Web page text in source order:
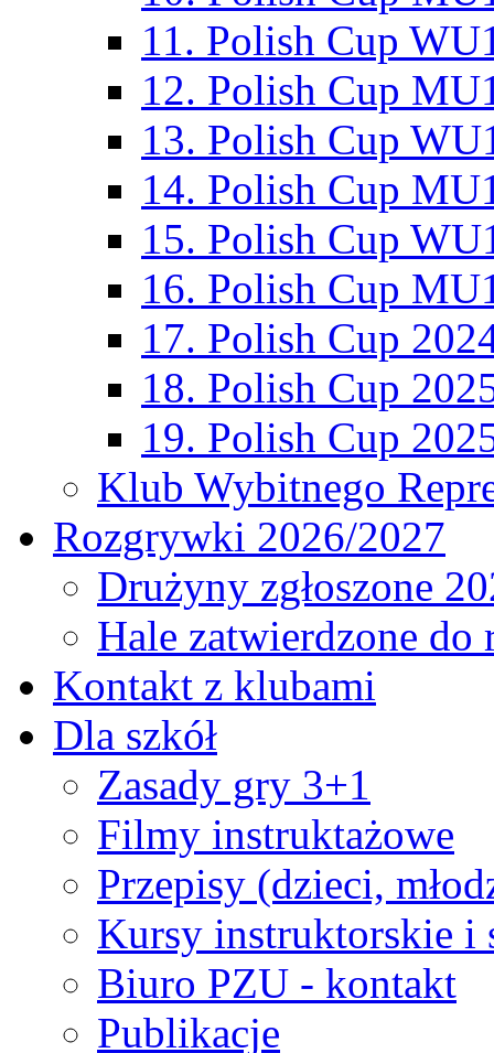
11. Polish Cup
12. Polish Cup
13. Polish Cup
14. Polish Cup
15. Polish Cup
16. Polish Cup
17. Polish Cup
18. Polish Cup
19. Polish Cup
Klub Wybitnego
Rozgrywki 2026/2027
Drużyny zgłoszone
Hale zatwierdzone
Kontakt z klubami
Dla szkół
Zasady gry 3+1
Filmy instruktażowe
Przepisy (dzieci,
Kursy instruktorskie i
Biuro PZU - kontakt
Publikacje